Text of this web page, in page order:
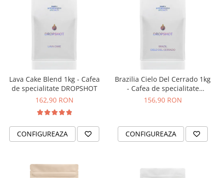
Barista & CO
Bellezza
Bialetti
Brewista
Bunn
Cafea de Specialitate
Lava Cake Blend 1kg - Cafea
de specialitate DROPSHOT
162,90 RON
CONFIGUREAZA
Brazilia Cielo Del Cerrado 1kg
- Cafea de specialitate
DROPSHOT
156,90 RON
CONFIGUREAZA